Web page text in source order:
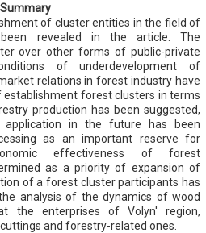
Summary
of cluster entities in the field of
revealed in the article. The
over other forms of public-private
of underdevelopment of
relations in forest industry have
establishment forest clusters in terms
production has been suggested,
in the future has been
as an important reserve for
effectiveness of forest
as a priority of expansion of
of a forest cluster participants has
analysis of the dynamics of wood
the enterprises of Volyn' region,
and forestry-related ones.